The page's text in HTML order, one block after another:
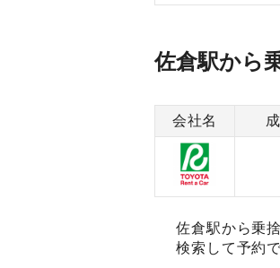
佐倉駅から
会社名
佐倉駅から乗
検索して予約